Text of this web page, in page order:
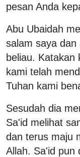
pesan Anda
Abu Ubaidah
salam saya dan
beliau. Katakan
kami telah
Tuhan kami
Sesudah dia
Sa'id melihat
dan terus maju
Allah. Sa'id pun